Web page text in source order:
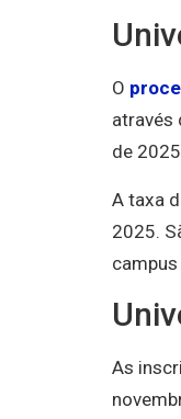
O
através
de
A taxa
2025.
As